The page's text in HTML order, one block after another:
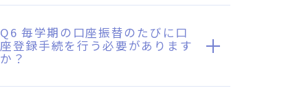
Q6 毎学期の口座振替のたびに口
座登録手続を行う必要があります
か？